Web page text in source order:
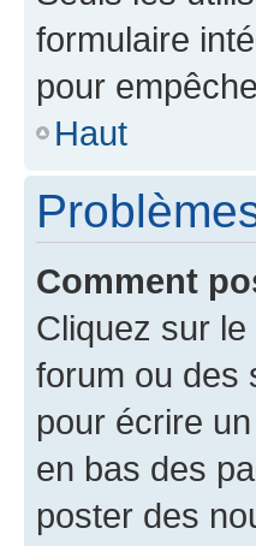
formulaire
pour
Haut
Comment
Cliquez sur
forum ou des
pour écrire
en bas des
poster des